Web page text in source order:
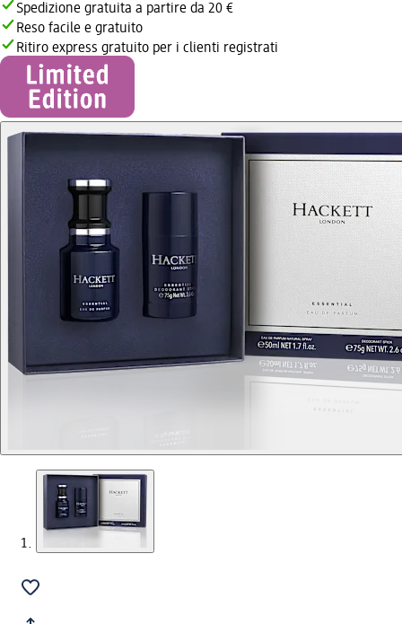
Spedizione gratuita a partire da 20 €
Reso facile e gratuito
Ritiro express gratuito per i clienti registrati